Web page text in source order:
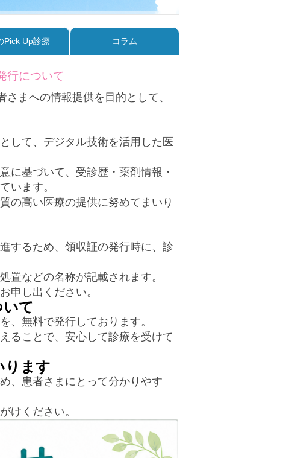
Pick Up診療 コラム
行について
まへの情報提供を目的として、
して、デジタル技術を活用した医
に基づいて、受診歴・薬剤情報・
います。
の高い医療の提供に努めてまいり
するため、領収証の発行時に、診
置などの名称が記載されます。
申し出ください。
て
、無料で発行しております。
ることで、安心して診療を受けて
ります
、患者さまにとって分かりやす
けください。